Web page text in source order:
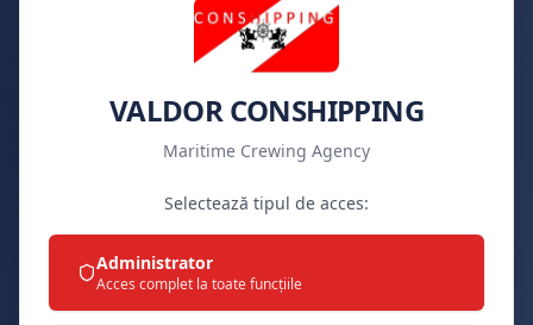
VALDOR CONSHIPPING
Maritime Crewing Agency
Selectează tipul de acces:
Administrator
Acces complet la toate funcțiile